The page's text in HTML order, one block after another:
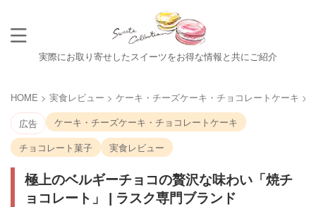
実際にお取り寄せしたスイーツをお得な情報と共にご紹介
HOME > 実食レビュー > ケーキ・チーズケーキ・チョコレートケーキ >
広告
ケーキ・チーズケーキ・チョコレートケーキ
チョコレート菓子
実食レビュー
極上のベルギーチョコの贅沢な味わい「焼チ
ョコレート」 | ラスク専門ブランド